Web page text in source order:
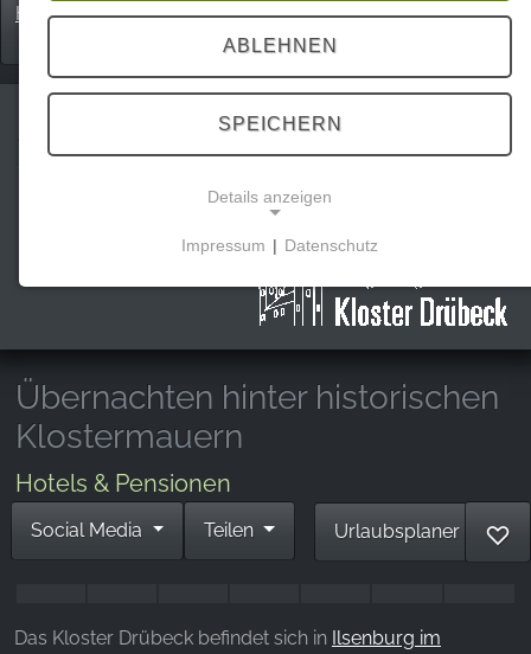
Home Unterkünfte
Hotels & Pensionen
Kloster Drübeck
Übernachten hinter historischen
Klostermauern
Hotels & Pensionen
Urlaubsplaner ♡
Teilen
Social Media
Das Kloster Drübeck befindet sich in Ilsenburg im
ABLEHNEN
SPEICHERN
Details anzeigen
Diese Cookies ermöglichen grundlegende
Funktionen und sind für die Nutzung der Website
Marketing Cookies werden von Drittanbietern
verwendet, um personalisierte Werbung
anzuzeigen. Sie tun dies, indem sie Besucher über
Facebook Pixel
Impressum | Datenschutz